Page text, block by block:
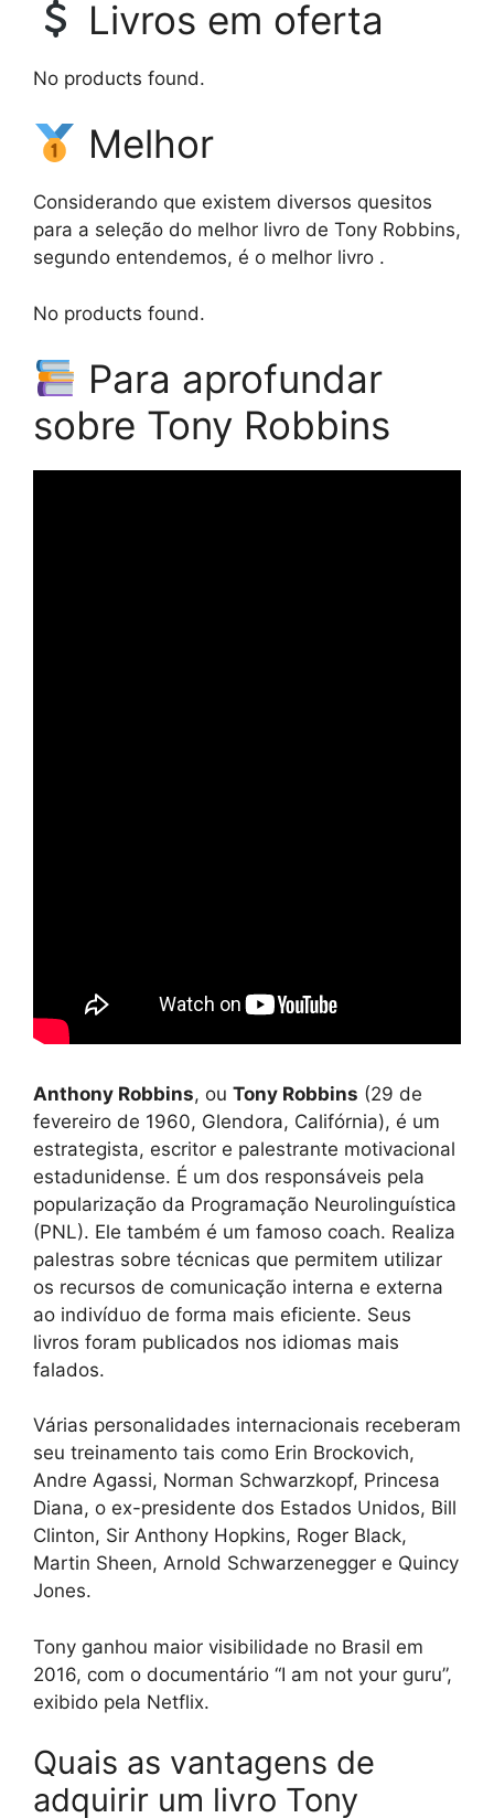
Livros em oferta
No products found.
Melhor
Considerando que existem diversos quesitos
para a seleção do melhor livro de Tony Robbins,
segundo entendemos, é o melhor livro .
No products found.
Para aprofundar
sobre Tony Robbins
Anthony Robbins, ou Tony Robbins (29 de
fevereiro de 1960, Glendora, Califórnia), é um
estrategista, escritor e palestrante motivacional
estadunidense. É um dos responsáveis pela
popularização da Programação Neurolinguística
(PNL). Ele também é um famoso coach. Realiza
palestras sobre técnicas que permitem utilizar
os recursos de comunicação interna e externa
ao indivíduo de forma mais eficiente. Seus
livros foram publicados nos idiomas mais
falados.
Várias personalidades internacionais receberam
seu treinamento tais como Erin Brockovich,
Andre Agassi, Norman Schwarzkopf, Princesa
Diana, o ex-presidente dos Estados Unidos, Bill
Clinton, Sir Anthony Hopkins, Roger Black,
Martin Sheen, Arnold Schwarzenegger e Quincy
Jones.
Tony ganhou maior visibilidade no Brasil em
2016, com o documentário “I am not your guru”,
exibido pela Netflix.
Quais as vantagens de
adquirir um livro Tony